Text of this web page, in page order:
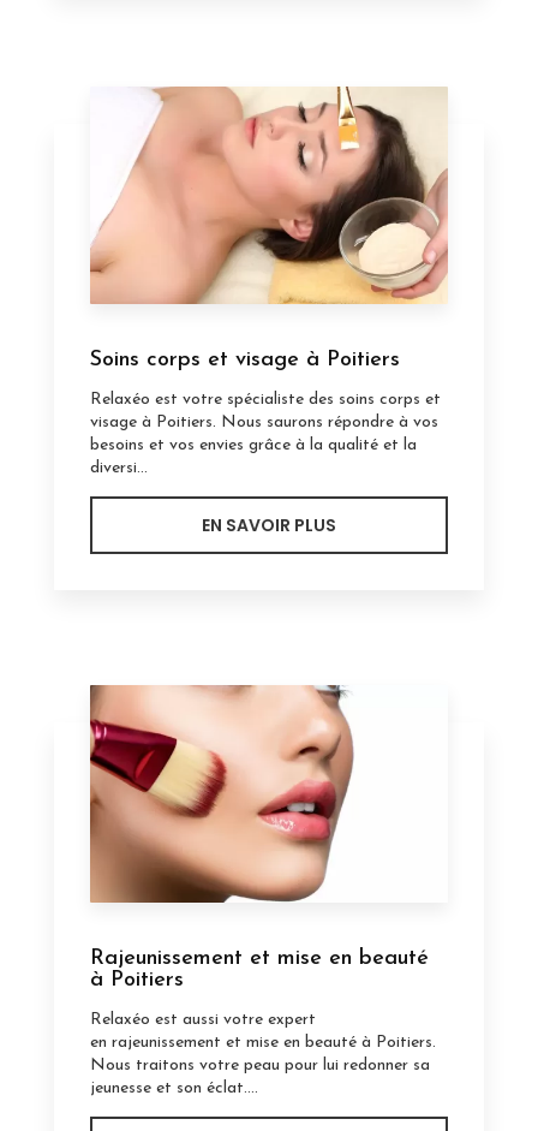
Soins corps et visage à Poitiers
Relaxéo est votre spécialiste des soins corps et
visage à Poitiers. Nous saurons répondre à vos
besoins et vos envies grâce à la qualité et la
diversi...
EN SAVOIR PLUS
Rajeunissement et mise en beauté
à Poitiers
Relaxéo est aussi votre expert
en rajeunissement et mise en beauté à Poitiers.
Nous traitons votre peau pour lui redonner sa
jeunesse et son éclat....